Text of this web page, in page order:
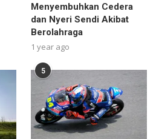
Menyembuhkan Cedera
dan Nyeri Sendi Akibat
Berolahraga
1 year ago
5